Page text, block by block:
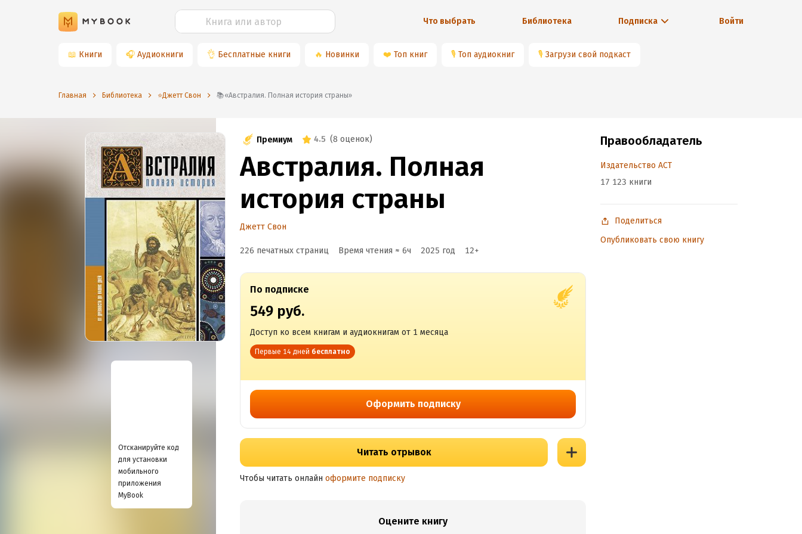
Что выбрать Библиотека Подписка Войти
📖 Книги 🎧 Аудиокниги 👌 Бесплатные книги 🔥 Новинки ❤️ Топ книг 🎙 Топ аудиокниг 🎙 Загрузи свой подкаст
Главная Библиотека ⭐️Джетт Свон 📚«Австралия. Полная история страны»
Отсканируйте код
для установки
мобильного
приложения
MyBook
Премиум 4.5 (8 оценок)
Австралия. Полная
история страны
Джетт Свон
226 печатных страниц Время чтения ≈ 6ч 2025 год 12+
По подписке
549 руб.
Доступ ко всем книгам и аудиокнигам от 1 месяца
Первые 14 дней бесплатно
Оформить подписку
Читать отрывок
Чтобы читать онлайн оформите подписку
Оцените книгу
Правообладатель
Издательство АСТ
17 123 книги
Поделиться
Опубликовать свою книгу